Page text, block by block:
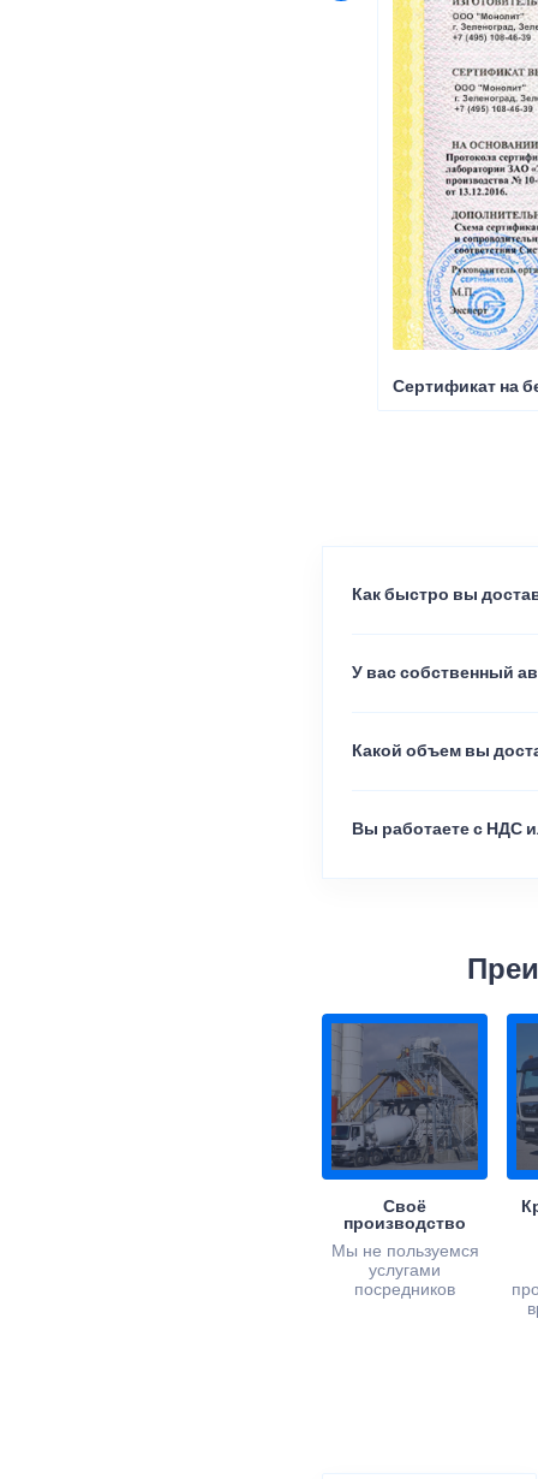
Сертификат на
Как быстро вы
У вас собственный
Какой объем вы
Вы работаете с НДС
Своё
производство
Мы не пользуемся
услугами
посредников